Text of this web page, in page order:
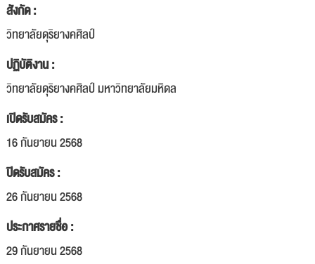
สังกัด :
วิทยาลัยดุริยางคศิลป์
ปฏิบัติงาน :
วิทยาลัยดุริยางคศิลป์ มหาวิทยาลัยมหิดล
เปิดรับสมัคร :
16 กันยายน 2568
ปิดรับสมัคร :
26 กันยายน 2568
ประกาศรายชื่อ :
29 กันยายน 2568